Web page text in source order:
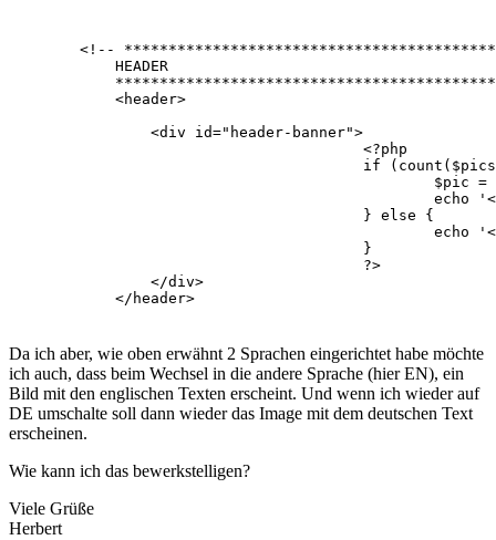
<!--
            HEADER
            <header>
                <div id="header-banner">
                </div>
            </header>
Da ich aber, wie oben erwähnt 2 Sprachen eingerichtet habe möchte
ich auch, dass beim Wechsel in die andere Sprache (hier EN), ein
Bild mit den englischen Texten erscheint. Und wenn ich wieder auf
DE umschalte soll dann wieder das Image mit dem deutschen Text
erscheinen.
Wie kann ich das bewerkstelligen?
Viele Grüße
Herbert